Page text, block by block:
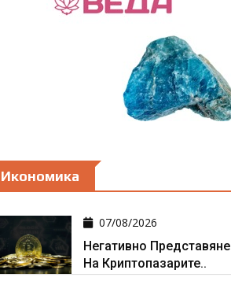
Икономика
07/08/2026
Негативно Представяне
На Криптопазарите..